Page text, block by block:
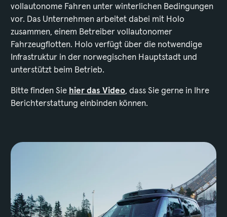
vollautonome Fahren unter winterlichen Bedingungen
vor. Das Unternehmen arbeitet dabei mit Holo
zusammen, einem Betreiber vollautonomer
Fahrzeugflotten. Holo verfügt über die notwendige
Infrastruktur in der norwegischen Hauptstadt und
unterstützt beim Betrieb.
Bitte finden Sie hier das Video, dass Sie gerne in Ihre
Berichterstattung einbinden können.
Bildergalerie